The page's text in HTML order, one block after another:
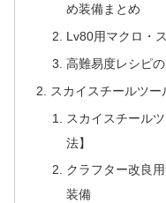
め装備まとめ
Lv80用マクロ・
高難易度レシピ
スカイスチールツー
スカイスチール
法】
クラフター改良
装備